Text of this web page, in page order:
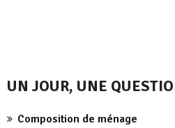
UN JOUR, UNE
Composition de ménage